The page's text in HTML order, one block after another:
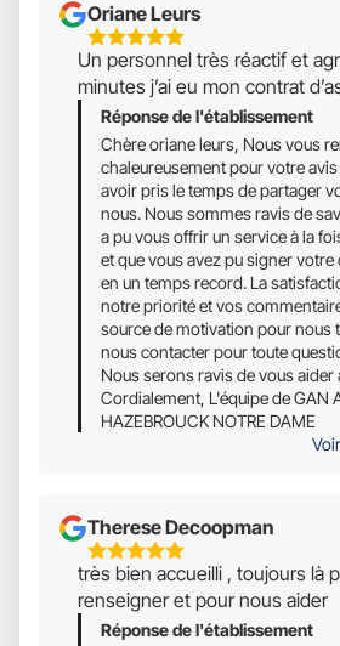
Oriane Leurs
5
Étoiles
Sur
Un personnel très réactif et
minutes j’ai eu mon contrat
Réponse de l'établissement
Chère oriane leurs, Nous vous
chaleureusement pour votre
avoir pris le temps de partager
nous. Nous sommes ravis de
a pu vous offrir un service à la
et que vous avez pu signer
en un temps record. La
notre priorité et vos
source de motivation pour nous
nous contacter pour toute
Nous serons ravis de vous aider
Cordialement, L'équipe de GAN
HAZEBROUCK NOTRE DAME
Therese Decoopman
5
Étoiles
Sur
très bien accueilli , toujours là
renseigner et pour nous aider
Réponse de l'établissement